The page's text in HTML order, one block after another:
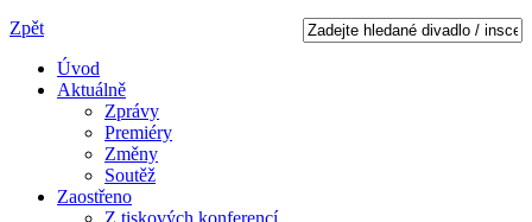
Zpět
Úvod
Aktuálně
Zprávy
Premiéry
Změny
Soutěž
Zaostřeno